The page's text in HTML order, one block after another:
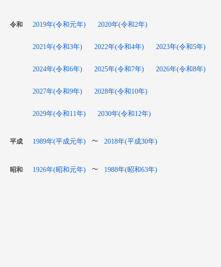
令和 2019年(令和元年) 2020年(令和2年)
2021年(令和3年) 2022年(令和4年) 2023年(令和5年)
2024年(令和6年) 2025年(令和7年) 2026年(令和8年)
2027年(令和9年) 2028年(令和10年)
2029年(令和11年) 2030年(令和12年)
平成 1989年(平成元年) 〜 2018年(平成30年)
昭和 1926年(昭和元年) 〜 1988年(昭和63年)